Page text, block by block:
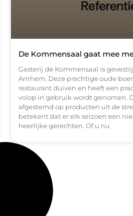
De Kommensaal gaat mee
Gasterij de Kommensaal is
Arnhem. Deze prachtige oude
restaurant duiven en heeft een
volop in gebruik wordt genomen.
afgestemd op producten uit de
betekent dat er elk seizoen een
heerlijke gerechten. Of u nu